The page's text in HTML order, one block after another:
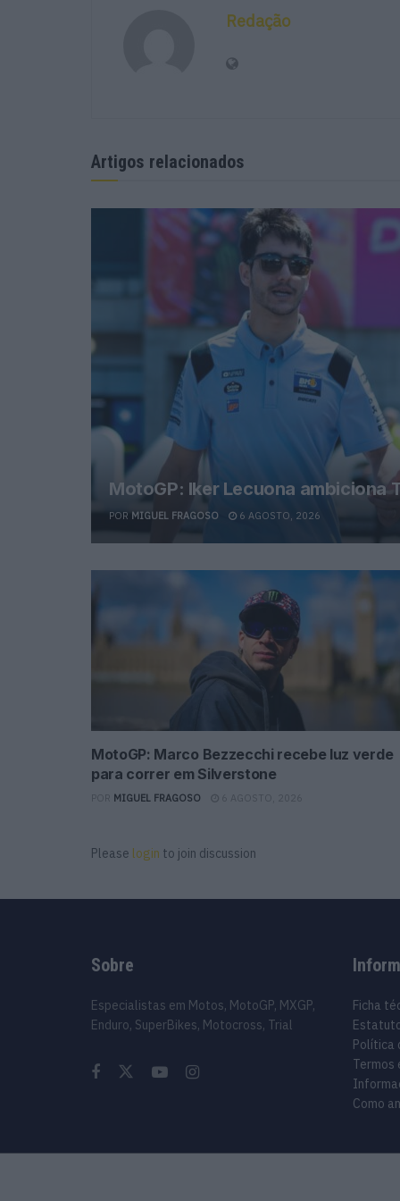
Redação
Artigos relacionados
MotoGP: Iker Lecuona ambiciona
POR MIGUEL FRAGOSO 6 AGOSTO, 2026
MotoGP: Marco Bezzecchi recebe luz verde
para correr em Silverstone
MIGUEL FRAGOSO 6 AGOSTO, 2026
Please login to join discussion
Sobre
Especialistas em Motos, MotoGP, MXGP,
Enduro, SuperBikes, Motocross, Trial
Ficha
Política
Termos
Como